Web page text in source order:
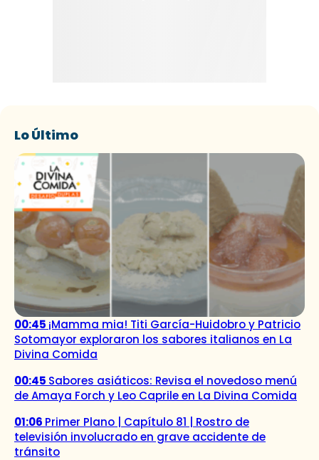
Lo Último
00:45 ¡Mamma mia! Titi García-Huidobro y Patricio
Sotomayor exploraron los sabores italianos en La
Divina Comida
00:45 Sabores asiáticos: Revisa el novedoso menú
de Amaya Forch y Leo Caprile en La Divina Comida
01:06 Primer Plano | Capítulo 81 | Rostro de
televisión involucrado en grave accidente de
tránsito